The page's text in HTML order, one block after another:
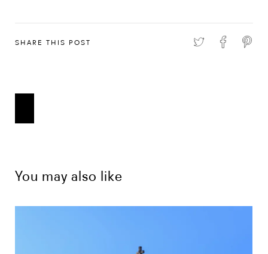
SHARE THIS POST
You may also like